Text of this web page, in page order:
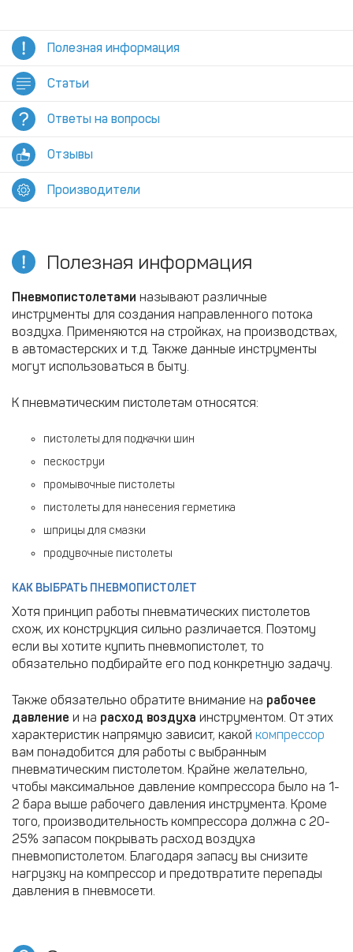
Полезная информация
Статьи
Ответы на вопросы
Отзывы
Производители
Полезная информация
Пневмопистолетами называют различные
инструменты для создания направленного потока
воздуха. Применяются на стройках, на производствах,
в автомастерских и т.д. Также данные инструменты
могут использоваться в быту.
К пневматическим пистолетам относятся:
пистолеты для подкачки шин
пескоструи
промывочные пистолеты
пистолеты для нанесения герметика
шприцы для смазки
продувочные пистолеты
КАК ВЫБРАТЬ ПНЕВМОПИСТОЛЕТ
Хотя принцип работы пневматических пистолетов
схож, их конструкция сильно различается. Поэтому
если вы хотите купить пневмопистолет, то
обязательно подбирайте его под конкретную задачу.
Также обязательно обратите внимание на рабочее
давление и на расход воздуха инструментом. От этих
характеристик напрямую зависит, какой компрессор
вам понадобится для работы с выбранным
пневматическим пистолетом. Крайне желательно,
чтобы максимальное давление компрессора было на 1-
2 бара выше рабочего давления инструмента. Кроме
того, производительность компрессора должна с 20-
25% запасом покрывать расход воздуха
пневмопистолетом. Благодаря запасу вы снизите
нагрузку на компрессор и предотвратите перепады
давления в пневмосети.